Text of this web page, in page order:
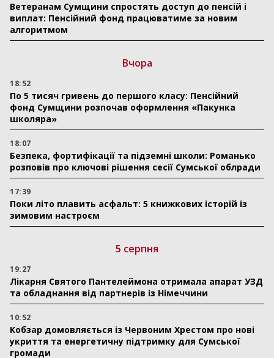
Ветеранам Сумщини спростять доступ до пенсій і
виплат: Пенсійний фонд працюватиме за новим
алгоритмом
Вчора
18:52
По 5 тисяч гривень до першого класу: Пенсійний
фонд Сумщини розпочав оформлення «Пакунка
школяра»
18:07
Безпека, фортифікації та підземні школи: Романько
розповів про ключові рішення сесії Сумської облради
17:39
Поки літо плавить асфальт: 5 книжкових історій із
зимовим настроєм
5 серпня
19:27
Лікарня Святого Пантелеймона отримала апарат УЗД
та обладнання від партнерів із Німеччини
10:52
Кобзар домовляється із Червоним Хрестом про нові
укриття та енергетичну підтримку для Сумської
громади